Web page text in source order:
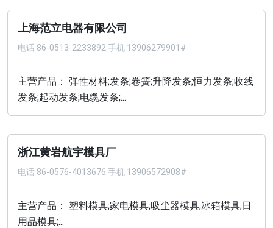
上海范立电器有限公司
电话 86-0513-2233892 手机 13906279901#
主营产品： 弹性材料;发条;卷簧;升降发条;恒力发条;收线
发条;起动发条;电缆发条;...
浙江黄岩航宇模具厂
电话 86-0576-4013676 手机 13906572908#
主营产品： 塑料模具;家电模具;吸尘器模具;冰箱模具;日
用品模具;...